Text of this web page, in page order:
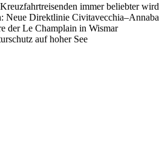
immer beliebter wird
Neue Direktlinie Civitavecchia–Annaba
der Le Champlain in Wismar
auf hoher See